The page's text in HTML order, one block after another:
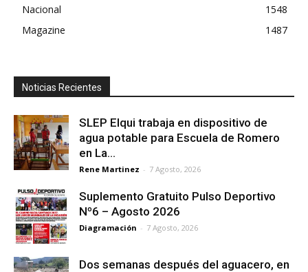
Nacional
1548
Magazine
1487
Noticias Recientes
SLEP Elqui trabaja en dispositivo de
agua potable para Escuela de Romero
en La...
Rene Martinez - 7 Agosto, 2026
Suplemento Gratuito Pulso Deportivo
Nº6 – Agosto 2026
Diagramación - 7 Agosto, 2026
Dos semanas después del aguacero, en